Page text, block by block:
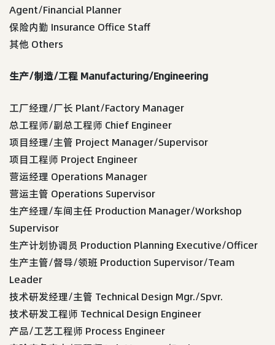
Agent/Financial Planner
保险内勤 Insurance Office Staff
其他 Others
生产/制造/工程 Manufacturing/Engineering
工厂经理/厂长 Plant/Factory Manager
总工程师/副总工程师 Chief Engineer
项目经理/主管 Project Manager/Supervisor
项目工程师 Project Engineer
营运经理 Operations Manager
营运主管 Operations Supervisor
生产经理/车间主任 Production Manager/Workshop
Supervisor
生产计划协调员 Production Planning Executive/Officer
生产主管/督导/领班 Production Supervisor/Team
Leader
技术研发经理/主管 Technical Design Mgr./Spvr.
技术研发工程师 Technical Design Engineer
产品/工艺工程师 Process Engineer